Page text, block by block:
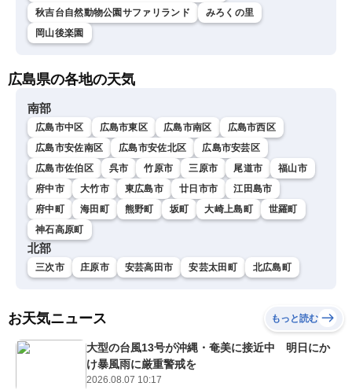
秋吉台自然動物公園サファリランド
みろくの里
岡山後楽園
広島県の各地の天気
南部
広島市中区 広島市東区 広島市南区
広島市西区
広島市安佐南区
広島市安佐北区
広島市安芸区
広島市佐伯区
呉市 竹原市 三原市 尾道市
福山市
府中市
大竹市 東広島市 廿日市市
江田島市
府中町
海田町 熊野町 坂町 大崎上島町
世羅町
神石高原町
北部
三次市 庄原市 安芸高田市 安芸太田町 北広島町
お天気ニュース もっと読む
大型の台風13号が沖縄・奄美に接近中 明日にか
け暴風雨に厳重警戒を
2026.08.07 10:17